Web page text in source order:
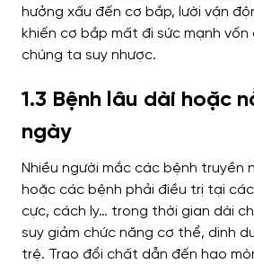
hưởng xấu đến cơ bắp, lười vận
khiến cơ bắp mất đi sức mạnh
chúng ta suy nhược.
1.3 Bệnh lâu dài hoặc
ngày
Nhiều người mắc các bệnh truyền
hoặc các bệnh phải điều trị tại
cực, cách ly… trong thời gian dài
suy giảm chức năng cơ thể, dinh
trệ. Trao đổi chất dẫn đến hao